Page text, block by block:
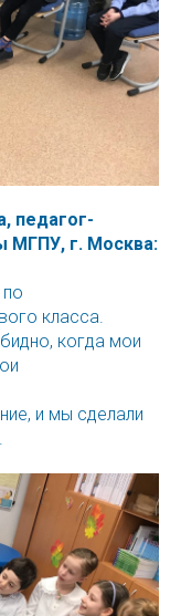
педагог-
МГПУ, г. Москва:
класса.
когда мои
и мы сделали